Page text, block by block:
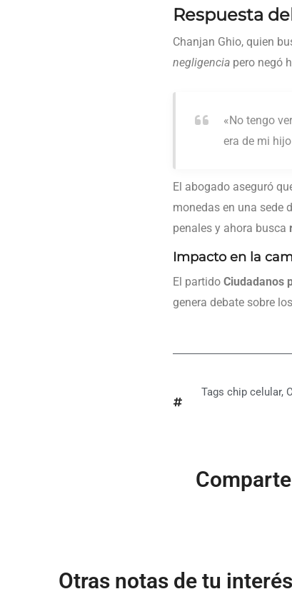
Respuesta
Chanjan Ghio, quien
negligencia pero negó
«No tengo
era de mi
El abogado aseguró
monedas en una sede
penales y ahora busca
Impacto en la
El partido Ciudadanos
genera debate sobre
Tags chip celular,
Otras notas de tu